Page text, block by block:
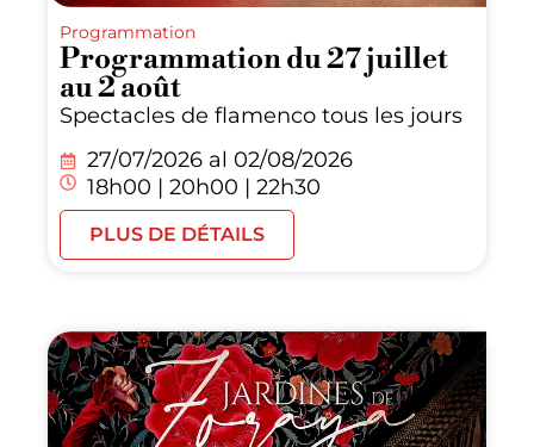
Programmation
Programmation du 27 juillet
au 2 août
Spectacles de flamenco tous les jours
27/07/2026 al 02/08/2026
18h00 | 20h00 | 22h30
PLUS DE DÉTAILS